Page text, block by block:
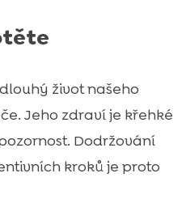
život našeho
Jeho zdraví je křehké
Dodržování
kroků je proto